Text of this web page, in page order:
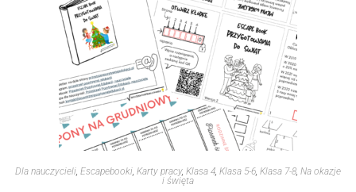
Dla nauczycieli, Escapebooki, Karty pracy, Klasa 4, Klasa 5-6, Klasa 7-8, Na okazje
i święta